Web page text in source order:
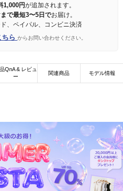
1,000円が追加されます。
で最短3〜5日でお届け。
、ペイパル、コンビニ決済
ちら からお問い合わせください。
QnA & レビュ
ー
関連商品 モデル情報